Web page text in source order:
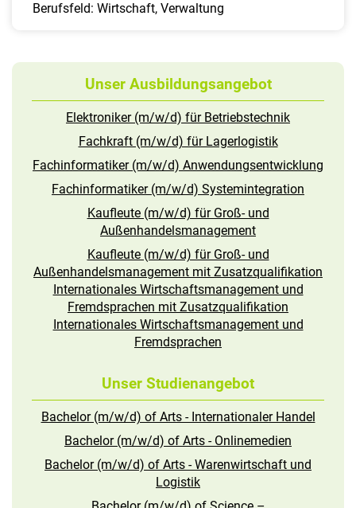
Berufsfeld: Wirtschaft, Verwaltung
Unser Ausbildungsangebot
Elektroniker (m/w/d) für Betriebstechnik
Fachkraft (m/w/d) für Lagerlogistik
Fachinformatiker (m/w/d) Anwendungsentwicklung
Fachinformatiker (m/w/d) Systemintegration
Kaufleute (m/w/d) für Groß- und
Außenhandelsmanagement
Kaufleute (m/w/d) für Groß- und
Außenhandelsmanagement mit Zusatzqualifikation
Internationales Wirtschaftsmanagement und
Fremdsprachen mit Zusatzqualifikation
Internationales Wirtschaftsmanagement und
Fremdsprachen
Unser Studienangebot
Bachelor (m/w/d) of Arts - Internationaler Handel
Bachelor (m/w/d) of Arts - Onlinemedien
Bachelor (m/w/d) of Arts - Warenwirtschaft und
Logistik